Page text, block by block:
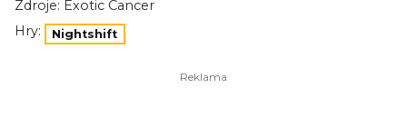
Zdroje: Exotic Cancer
Hry:
Nightshift